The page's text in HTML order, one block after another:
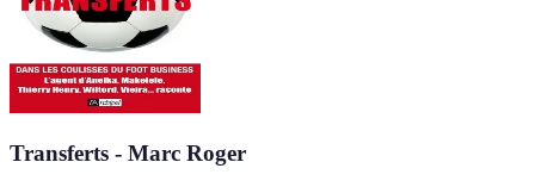
Transferts - Marc Roger